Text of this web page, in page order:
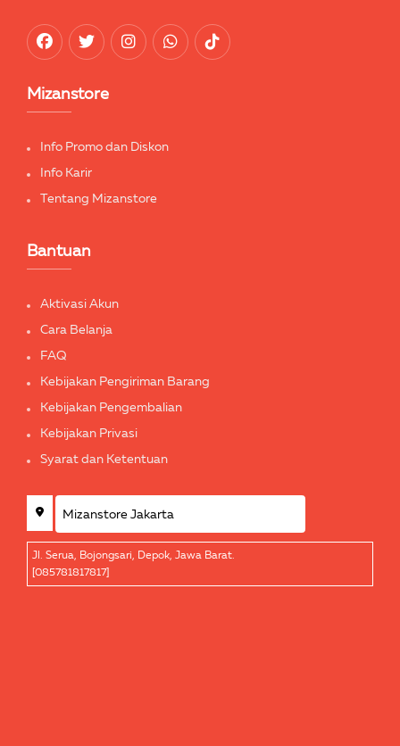
Mizanstore
Info Promo dan Diskon
Info Karir
Tentang Mizanstore
Bantuan
Aktivasi Akun
Cara Belanja
FAQ
Kebijakan Pengiriman Barang
Kebijakan Pengembalian
Kebijakan Privasi
Syarat dan Ketentuan
Jl. Serua, Bojongsari, Depok, Jawa Barat.
[085781817817]